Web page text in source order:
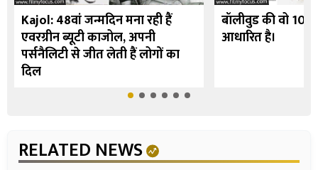
Kajol: 48वां जन्मदिन मना रही हैं
एवरग्रीन ब्यूटी काजोल, अपनी
पर्सनैलिटी से जीत लेती हैं लोगों का
दिल
बॉलीवुड की वो 10
आधारित है।
RELATED NEWS